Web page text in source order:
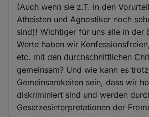
(Auch wenn sie z.T. in den
Atheisten und Agnostiker noch
sind)! Wichtiger für uns alle in der
Werte haben wir
etc. mit den durchschnittlichen
gemeinsam? Und wie kann es
Gemeinsamkeiten sein, dass wir
diskriminiert sind und werden
Gesetzesinterpretationen der